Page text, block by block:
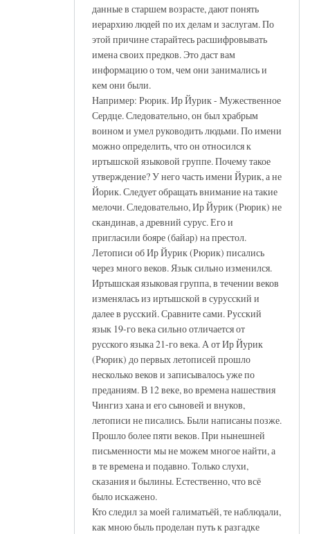
данные в старшем возрасте, дают понять
иерархию людей по их делам и заслугам. По
этой причине старайтесь расшифровывать
имена своих предков. Это даст вам
информацию о том, чем они занимались и
кем они были.
Например: Рюрик. Ир Йурик - Мужественное
Сердце. Следовательно, он был храбрым
воином и умел руководить людьми. По имени
можно определить, что он относился к
иртышской языковой группе. Почему такое
утверждение? У него часть имени Йурик, а не
Йорик. Следует обращать внимание на такие
мелочи. Следовательно, Ир Йурик (Рюрик) не
скандинав, а древний сурус. Его и
пригласили бояре (байар) на престол.
Летописи об Ир Йурик (Рюрик) писались
через много веков. Язык сильно изменился.
Иртышская языковая группа, в течении веков
изменялась из иртышской в сурусский и
далее в русский. Сравните сами. Русский
язык 19-го века сильно отличается от
русского языка 21-го века. А от Ир Йурик
(Рюрик) до первых летописей прошло
несколько веков и записывалось уже по
преданиям. В 12 веке, во времена нашествия
Чингиз хана и его сыновей и внуков,
летописи не писались. Были написаны позже.
Прошло более пяти веков. При нынешней
письменности мы не можем многое найти, а
в те времена и подавно. Только слухи,
сказания и былины. Естественно, что всё
было искажено.
Кто следил за моей галиматьёй, те наблюдали,
как мною быль проделан путь к разгадке